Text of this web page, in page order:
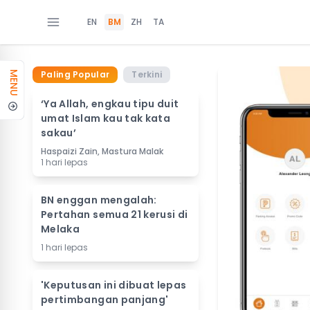
EN BM ZH TA
MENU Paling Popular Terkini
‘Ya Allah, engkau tipu duit
umat Islam kau tak kata
sakau’
Haspaizi Zain, Mastura Malak
1 hari lepas
BN enggan mengalah:
Pertahan semua 21 kerusi di
Melaka
1 hari lepas
'Keputusan ini dibuat lepas
pertimbangan panjang'